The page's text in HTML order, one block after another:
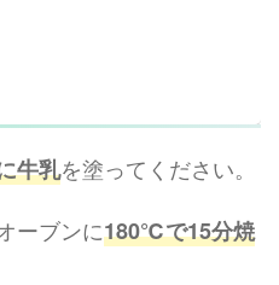
牛乳を塗ってください。
ーブンに180℃で15分焼